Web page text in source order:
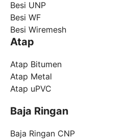
Besi UNP
Besi WF
Besi Wiremesh
Atap
Atap Bitumen
Atap Metal
Atap uPVC
Baja Ringan
Baja Ringan CNP